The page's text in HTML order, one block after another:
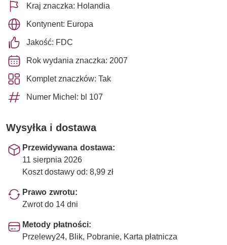
Kraj znaczka: Holandia
Kontynent: Europa
Jakość: FDC
Rok wydania znaczka: 2007
Komplet znaczków: Tak
Numer Michel: bl 107
Wysyłka i dostawa
Przewidywana dostawa:
11 sierpnia 2026
Koszt dostawy od: 8,99 zł
Prawo zwrotu:
Zwrot do 14 dni
Metody płatności:
Przelewy24, Blik, Pobranie, Karta płatnicza